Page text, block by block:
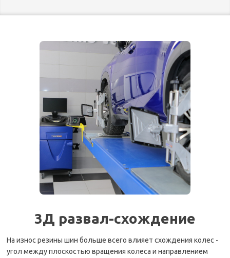
3Д развал-схождение
На износ резины шин больше всего влияет схождения колес -
угол между плоскостью вращения колеса и направлением